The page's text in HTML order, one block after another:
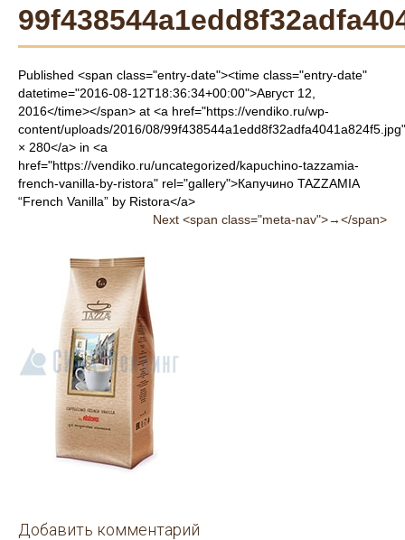
Published <span class="entry-date"><time class="entry-date"
datetime="2016-08-12T18:36:34+00:00">Август 12,
2016</time></span> at <a href="https://vendiko.ru/wp-
content/uploads/2016/08/
× 280</a> in <a
href="https://vendiko.ru/uncategorized/kapuchino-tazzamia-
french-vanilla-by-ristora" rel="gallery">Капучино TAZZAMIA
“French Vanilla” by Ristora</a>
Next <span class="meta-nav">→</span>
Добавить комментарий